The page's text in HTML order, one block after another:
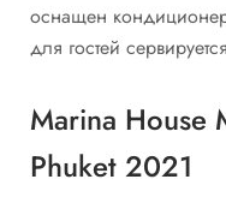
оснащен
для гостей
Marina House
Phuket 2021